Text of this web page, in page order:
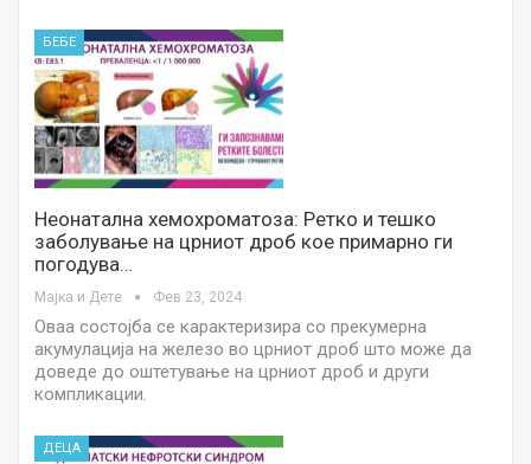
БЕБЕ
Неонатална хемохроматоза: Ретко и тешко
заболување на црниот дроб кое примарно ги
погодува…
Мајка и Дете Фев 23, 2024
Оваа состојба се карактеризира со прекумерна
акумулација на железо во црниот дроб што може да
доведе до оштетување на црниот дроб и други
компликации.
ДЕЦА